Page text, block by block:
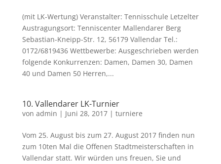
(mit LK-Wertung) Veranstalter: Tennisschule Letzelter
Austragungsort: Tenniscenter Mallendarer Berg
Sebastian-Kneipp-Str. 12, 56179 Vallendar Tel.:
0172/6819436 Wettbewerbe: Ausgeschrieben werden
folgende Konkurrenzen: Damen, Damen 30, Damen
40 und Damen 50 Herren,...
10. Vallendarer LK-Turnier
von admin | Juni 28, 2017| turniere
Vom 25. August bis zum 27. August 2017 finden nun
zum 10ten Mal die Offenen Stadtmeisterschaften in
Vallendar statt. Wir würden uns freuen, Sie und